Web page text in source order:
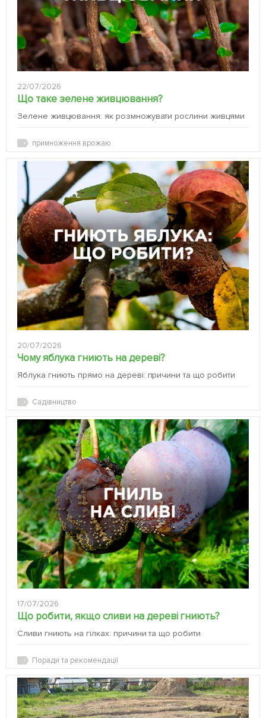
22/07/2026
Що таке зелене живцювання?
Зелене живцювання: як розмножувати рослини живцями
примноження врожаю
20/07/2026
Чому яблука гниють на дереві?
Яблука гниють прямо на дереві: причини та що робити
Садівництво
17/07/2026
Що робити, якщо сливи на дереві гниють?
Сливи гниють на гілках: причини та що робити
Поради та рекомендації